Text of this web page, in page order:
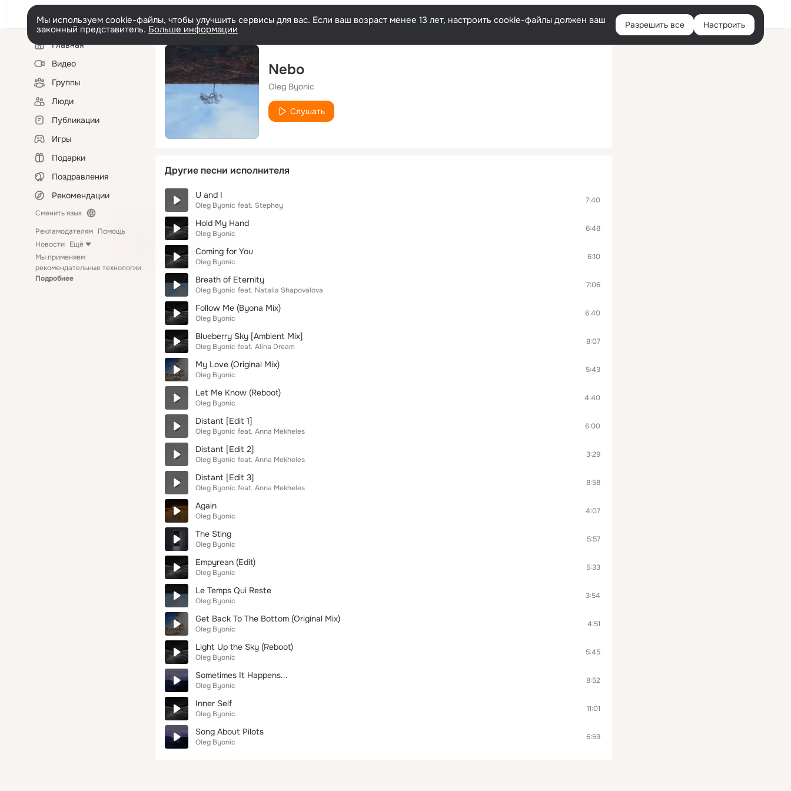
Войти
Мы используем cookie-файлы, чтобы улучшить сервисы для вас. Если ваш возраст менее 13 лет, настроить cookie-файлы должен ваш
законный представитель. Больше информации Разрешить все Настроить
Левая
колонкаГлавная
Видео
Группы
Люди
Публикации
Игры
Подарки
Поздравления
Рекомендации
Сменить язык
Рекламодателям Помощь
Новости Ещё
Мы применяем
рекомендательные технологии
Подробнее
Nebo
Oleg Byonic
Слушать
Другие песни исполнителя
U and I
Oleg Byonic feat. Stephey
7:40
Hold My Hand
Oleg Byonic
6:48
Coming for You
Oleg Byonic
6:10
Breath of Eternity
Oleg Byonic feat. Natalia Shapovalova
7:06
Follow Me (Byona Mix)
Oleg Byonic
6:40
Blueberry Sky [Ambient Mix]
Oleg Byonic feat. Alina Dream
8:07
My Love (Original Mix)
Oleg Byonic
5:43
Let Me Know (Reboot)
Oleg Byonic
4:40
Distant [Edit 1]
Oleg Byonic feat. Anna Mekheles
6:00
Distant [Edit 2]
Oleg Byonic feat. Anna Mekheles
3:29
Distant [Edit 3]
Oleg Byonic feat. Anna Mekheles
8:58
Again
Oleg Byonic
4:07
The Sting
Oleg Byonic
5:57
Empyrean (Edit)
Oleg Byonic
5:33
Le Temps Qui Reste
Oleg Byonic
3:54
Get Back To The Bottom (Original Mix)
Oleg Byonic
4:51
Light Up the Sky (Reboot)
Oleg Byonic
5:45
Sometimes It Happens...
Oleg Byonic
8:52
Inner Self
Oleg Byonic
11:01
Song About Pilots
Oleg Byonic
6:59